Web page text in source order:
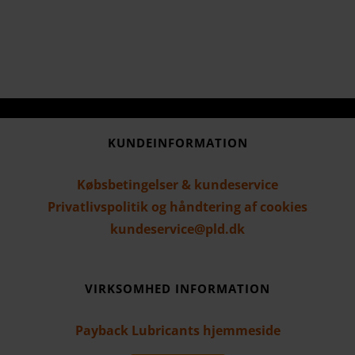
varesiden
varesiden
KUNDEINFORMATION
Købsbetingelser & kundeservice
Privatlivspolitik og håndtering af cookies
kundeservice@pld.dk
VIRKSOMHED INFORMATION
Payback Lubricants hjemmeside